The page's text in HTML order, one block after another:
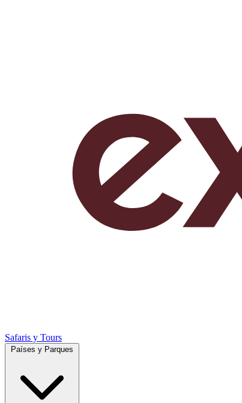
Safaris y Tours